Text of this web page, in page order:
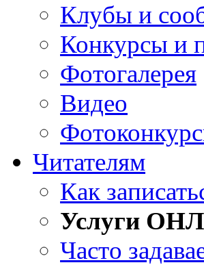
Клубы и
Конкурсы и
Фотогалерея
Видео
Читателям
Как
Услуги
Часто